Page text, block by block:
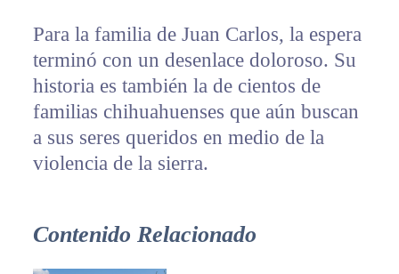
Para la familia de Juan Carlos, la espera
terminó con un desenlace doloroso. Su
historia es también la de cientos de
familias chihuahuenses que aún buscan
a sus seres queridos en medio de la
violencia de la sierra.
Contenido Relacionado